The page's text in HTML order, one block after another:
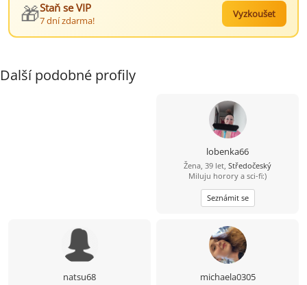
🎁Staň se VIP
7 dní zdarma!
Vyzkoušet
Další podobné profily
lobenka66
Žena, 39 let, Středočeský
Miluju horory a sci-fi:)
Seznámit se
natsu68 michaela0305